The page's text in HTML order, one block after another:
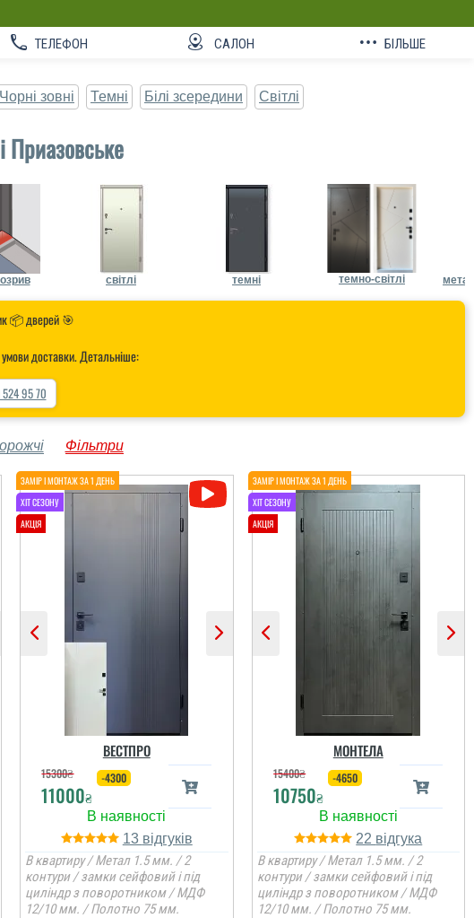
ТЕЛЕФОН САЛОН БІЛЬШЕ
Чорні зовні Темні Білі зсередини Світлі
Приазовське
світлі темні темно-світлі
📦 дверей 🎯
доставки. Детальніше:
95 70
Фільтри
ВЕСТПРО
15300₴
11000₴
-4300
13
В квартиру / Метал 1.5 мм. / 2
контури / замки сейфовий і під
циліндр з поворотником / МДФ
12/10 мм. / Полотно 75 мм.
МОНТЕЛА
15400₴
10750₴
-4650
22
В квартиру / Метал 1.5 мм. / 2
контури / замки сейфовий і під
циліндр з поворотником / МДФ
12/10 мм. / Полотно 75 мм.